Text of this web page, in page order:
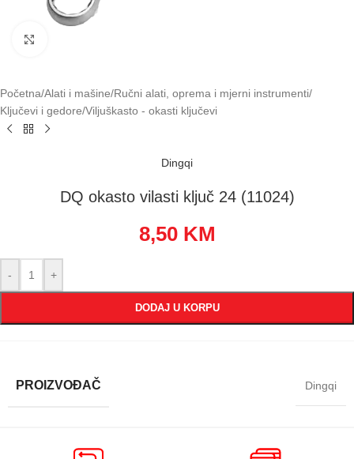
Početna/Alati i mašine/Ručni alati, oprema i mjerni instrumenti/
Ključevi i gedore/Viljuškasto - okasti ključevi
Dingqi
DQ okasto vilasti ključ 24 (11024)
8,50 KM
- +
DODAJ U KORPU
PROIZVOĐAČ Dingqi